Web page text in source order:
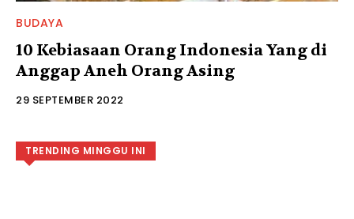
BUDAYA
10 Kebiasaan Orang Indonesia Yang di
Anggap Aneh Orang Asing
29 SEPTEMBER 2022
TRENDING MINGGU INI